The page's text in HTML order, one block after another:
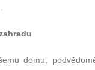
domu,